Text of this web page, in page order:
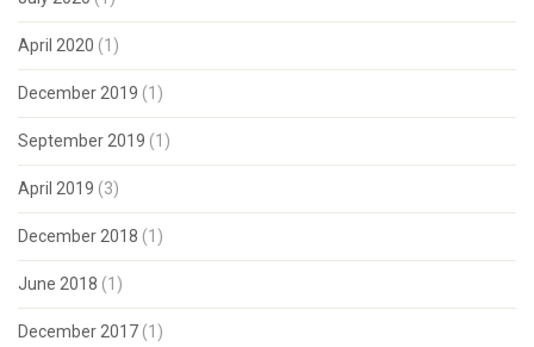
April 2020 (1)
December 2019 (1)
September 2019 (1)
April 2019 (3)
December 2018 (1)
June 2018 (1)
December 2017 (1)